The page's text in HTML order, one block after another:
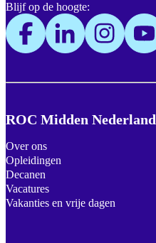
ROC Midden Nederland
Over ons
Opleidingen
Decanen
Vacatures
Vakanties en vrije dagen
Blijf op de hoogte: